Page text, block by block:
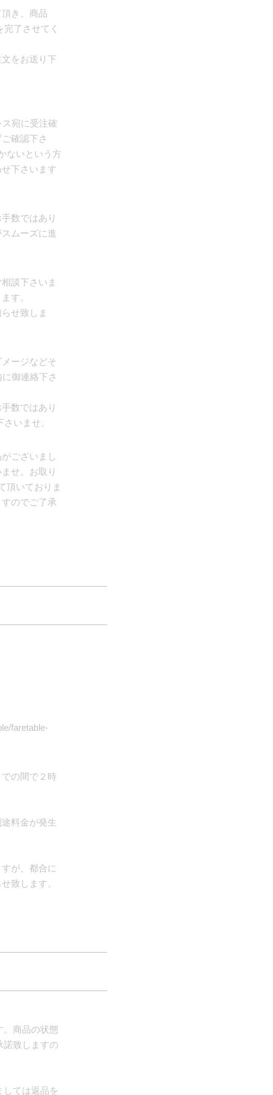
き、商品
了させてく
をお送り下
宛に受注確
確認下さ
ないという方
下さいます
数ではあり
ムーズに進
談下さいま
す。
せ致しま
ージなどそ
御連絡下さ
数ではあり
いませ。
ございまし
せ。お取り
頂いておりま
のでご了承
faretable-
の間で２時
料金が発生
が、都合に
致します。
。商品の状態
諾致しますの
ては返品を